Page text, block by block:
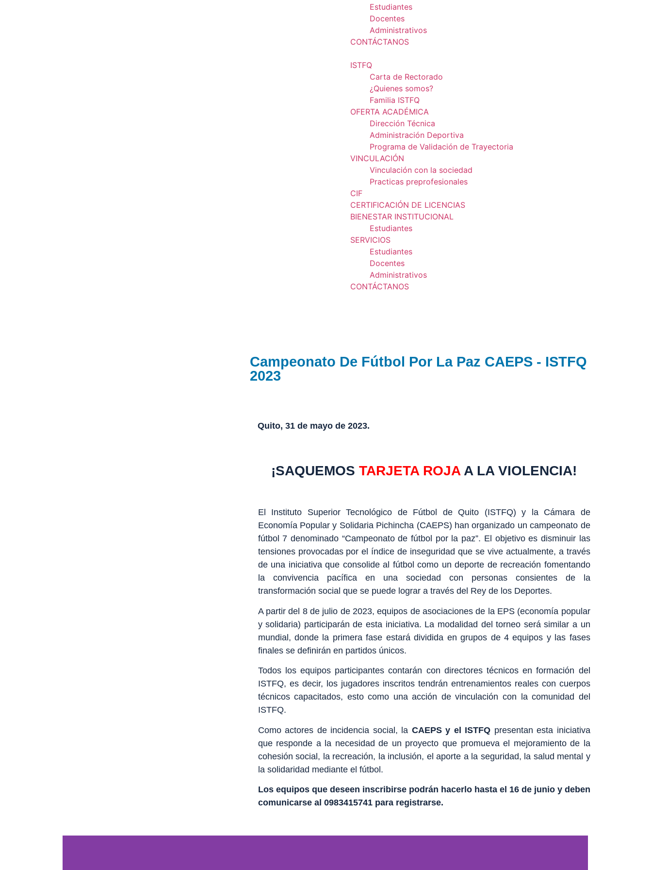
Estudiantes
Docentes
Administrativos
CONTÁCTANOS
ISTFQ
Carta de Rectorado
¿Quienes somos?
Familia ISTFQ
OFERTA ACADÉMICA
Dirección Técnica
Administración Deportiva
Programa de Validación de Trayectoria
VINCULACIÓN
Vinculación con la sociedad
Practicas preprofesionales
CIF
CERTIFICACIÓN DE LICENCIAS
BIENESTAR INSTITUCIONAL
Estudiantes
SERVICIOS
Estudiantes
Docentes
Administrativos
CONTÁCTANOS
Campeonato De Fútbol Por La Paz CAEPS - ISTFQ
2023
Quito, 31 de mayo de 2023.
¡SAQUEMOSTARJETA ROJAA LA VIOLENCIA!
El Instituto Superior Tecnológico de Fútbol de Quito (ISTFQ) y la Cámara de
Economía Popular y Solidaria Pichincha (CAEPS) han organizado un campeonato de
fútbol 7 denominado “Campeonato de fútbol por la paz”. El objetivo es disminuir las
tensiones provocadas por el índice de inseguridad que se vive actualmente, a través
de una iniciativa que consolide al fútbol como un deporte de recreación fomentando
la convivencia pacífica en una sociedad con personas consientes de la
transformación social que se puede lograr a través del Rey de los Deportes.
A partir del 8 de julio de 2023, equipos de asociaciones de la EPS (economía popular
y solidaria) participarán de esta iniciativa. La modalidad del torneo será similar a un
mundial, donde la primera fase estará dividida en grupos de 4 equipos y las fases
finales se definirán en partidos únicos.
Todos los equipos participantes contarán con directores técnicos en formación del
ISTFQ, es decir, los jugadores inscritos tendrán entrenamientos reales con cuerpos
técnicos capacitados, esto como una acción de vinculación con la comunidad del
ISTFQ.
Como actores de incidencia social, la CAEPS y el ISTFQ presentan esta iniciativa
que responde a la necesidad de un proyecto que promueva el mejoramiento de la
cohesión social, la recreación, la inclusión, el aporte a la seguridad, la salud mental y
la solidaridad mediante el fútbol.
Los equipos que deseen inscribirse podrán hacerlo hasta el 16 de junio y deben
comunicarse al 0983415741 para registrarse.